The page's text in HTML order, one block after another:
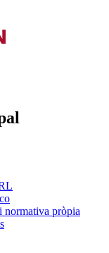
normativa pròpia